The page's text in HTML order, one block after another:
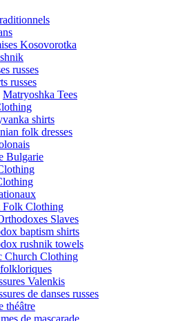
Kosovorotka
russes
russes
Matryoshka Tees
shirts
folk dresses
Bulgarie
Folk Clothing
Slaves
baptism shirts
rushnik towels
Church Clothing
Valenkis
de danses russes
théâtre